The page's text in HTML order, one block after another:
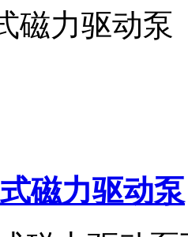
磁力驱动泵
磁力驱动泵